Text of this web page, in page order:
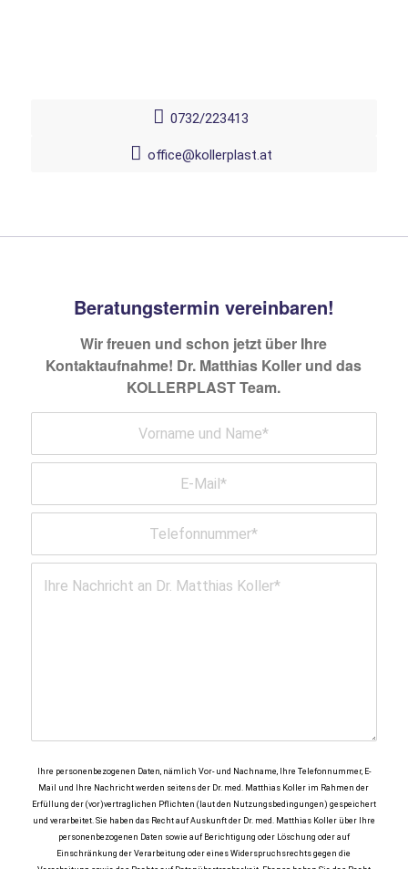
0732/223413
office@kollerplast.at
Beratungstermin vereinbaren!
Wir freuen und schon jetzt über Ihre
Kontaktaufnahme! Dr. Matthias Koller und das
KOLLERPLAST Team.
Ihre personenbezogenen Daten, nämlich Vor- und Nachname, Ihre Telefonnummer, E-
Mail und Ihre Nachricht werden seitens der Dr. med. Matthias Koller im Rahmen der
Erfüllung der (vor)vertraglichen Pflichten (laut den Nutzungsbedingungen) gespeichert
und verarbeitet. Sie haben das Recht auf Auskunft der Dr. med. Matthias Koller über Ihre
personenbezogenen Daten sowie auf Berichtigung oder Löschung oder auf
Einschränkung der Verarbeitung oder eines Widerspruchsrechts gegen die